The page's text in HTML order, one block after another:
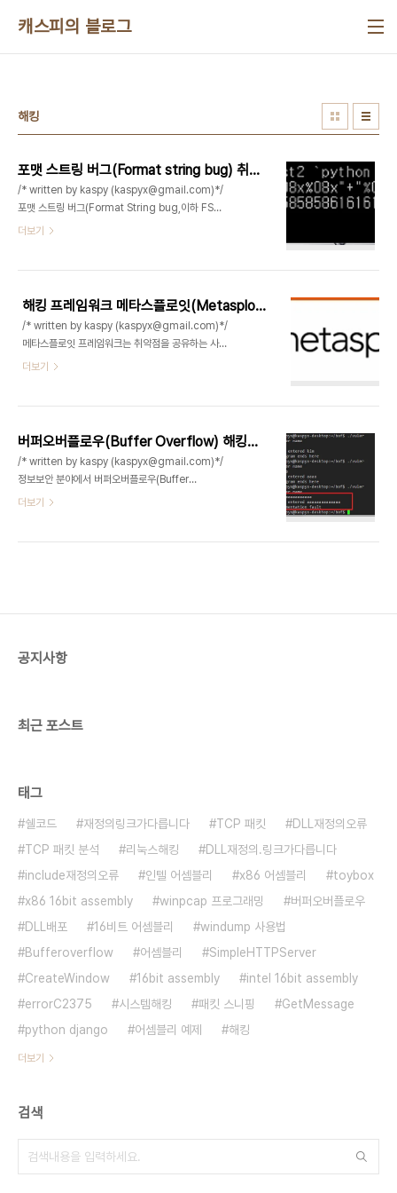
캐스피의 블로그
해킹
포맷 스트링 버그(Format string bug) 취약점이란?
/* written by kaspy (kaspyx@gmail.com)*/
포맷 스트링 버그(Format String bug,이하 FSB)
란 버퍼 오버플로우 해킹 기법의 한종류로써, 사용자
Specifier Purpose %c Formats a single
character %d Formats an integer in
decimal notation (pre ANSI) %e , %E
Formats a float or double in signed E
notation %f Formats a float or double in
더보기
해킹 프레임워크 메타스플로잇(Metasploit) 사용하기
/* written by kaspy (kaspyx@gmail.com)*/
메타스플로잇 프레임워크는 취약점을 공유하는 사이
트로써 취약점 DB에 존재하는 바이너리에 대한 자동
인 바이러스를 유포하거나 악의적인 공격 또한 할 수
있습니다. 취약점의 종류는 여러 가지가 있지만 대표
적으로 버퍼 오버플로우, 웹 취약점, 암호노출 등을
들 수 있습니다. 실제 테스트한 방법은 아래와 같습니
다. 1. 메타스플로잇 DB에 존재하는 취약점 바이너
상의 해킹환경 구축3. 메타스플로잇 프레임워크를
더보기
버퍼오버플로우(Buffer Overflow) 해킹기법이란??
/* written by kaspy (kaspyx@gmail.com)*/
정보보안 분야에서 버퍼오버플로우(Buffer
Overflow) 해킹기법은 그 역사가 굉장히 오래되었
류를 발생시키거나, 임의의 악성 코드를 실행하게 만
더보기
공지사항
최근 포스트
태그
쉘코드 재정의링크가다릅니다 TCP 패킷
DLL재정의오류
TCP 패킷 분석
리눅스해킹
DLL재정의.링크가다릅니다
include재정의오류
인텔 어셈블리 x86 어셈블리
toybox
x86 16bit assembly
winpcap 프로그래밍
버퍼오버플로우
DLL배포
16비트 어셈블리
windump 사용법
Bufferoverflow
어셈블리
SimpleHTTPServer
CreateWindow
16bit assembly
intel 16bit assembly
errorC2375
시스템해킹 패킷 스니핑
GetMessage
python django
어셈블리 예제 해킹
더보기
검색